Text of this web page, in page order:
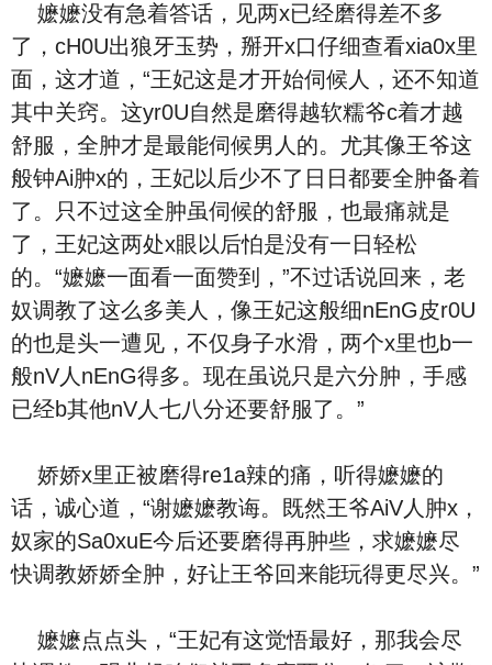
嬷嬷没有急着答话，见两x已经磨得差不多
了，cH0U出狼牙玉势，掰开x口仔细查看xia0x里
面，这才道，“王妃这是才开始伺候人，还不知道
其中关窍。这yr0U自然是磨得越软糯爷c着才越
舒服，全肿才是最能伺候男人的。尤其像王爷这
般钟Ai肿x的，王妃以后少不了日日都要全肿备着
了。只不过这全肿虽伺候的舒服，也最痛就是
了，王妃这两处x眼以后怕是没有一日轻松
的。“嬷嬷一面看一面赞到，”不过话说回来，老
奴调教了这么多美人，像王妃这般细nEnG皮r0U
的也是头一遭见，不仅身子水滑，两个x里也b一
般nV人nEnG得多。现在虽说只是六分肿，手感
已经b其他nV人七八分还要舒服了。”
娇娇x里正被磨得re1a辣的痛，听得嬷嬷的
话，诚心道，“谢嬷嬷教诲。既然王爷AiV人肿x，
奴家的Sa0xuE今后还要磨得再肿些，求嬷嬷尽
快调教娇娇全肿，好让王爷回来能玩得更尽兴。”
嬷嬷点点头，“王妃有这觉悟最好，那我会尽